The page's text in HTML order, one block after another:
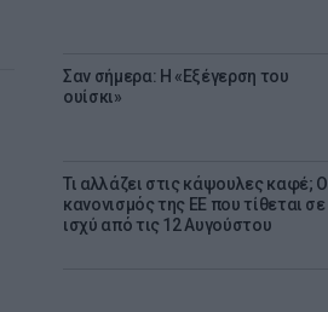
Σαν σήμερα: Η «Εξέγερση του
ουίσκι»
Τι αλλάζει στις κάψουλες καφέ; Ο
κανονισμός της ΕΕ που τίθεται σε
ισχύ από τις 12 Αυγούστου